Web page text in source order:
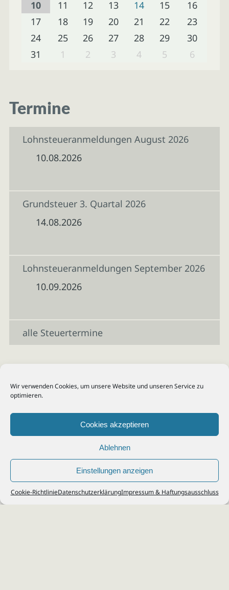
Wir verwenden Cookies, um unsere Website und unseren Service zu
optimieren.
Cookies akzeptieren
Ablehnen
Einstellungen anzeigen
Cookie-RichtlinieDatenschutzerklärungImpressum & Haftungsausschluss
10
11 12 13 14 15
16
17
18 19 20 21 22
23
24
25 26 27 28 29
30
31
1 2 3 4 5 6
Termine
Lohnsteueranmeldungen August 2026
10.08.2026
Grundsteuer 3. Quartal 2026
14.08.2026
Lohnsteueranmeldungen September 2026
10.09.2026
alle Steuertermine
© 2026Steuerberater Kempf, Köln - Steuerberatung Poll, Porz, Deutz, Mülheim,